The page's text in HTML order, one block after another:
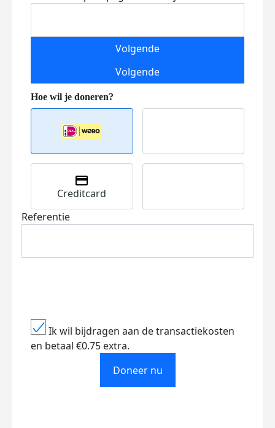
Volgende
Volgende
Creditcard
Referentie
Ik wil bijdragen aan de transactiekosten
en betaal €0.75 extra.
Doneer nu